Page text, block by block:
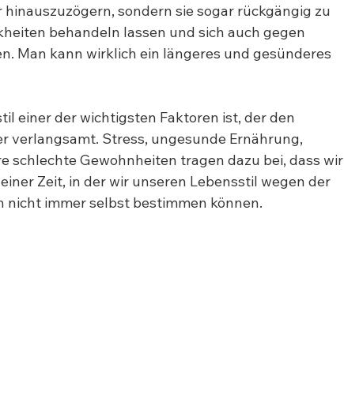
sondern sie sogar rückgängig zu
behandeln lassen und sich auch gegen
Man kann wirklich ein längeres und gesünderes
einer der wichtigsten Faktoren ist, der den
verlangsamt. Stress, ungesunde Ernährung,
schlechte Gewohnheiten tragen dazu bei, dass wir
Zeit, in der wir unseren Lebensstil wegen der
immer selbst bestimmen können.